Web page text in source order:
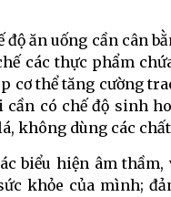
ăn uống cần cân
các thực phẩm
cơ thể tăng cường
có chế độ sinh
không dùng các
biểu hiện âm
khỏe của mình;